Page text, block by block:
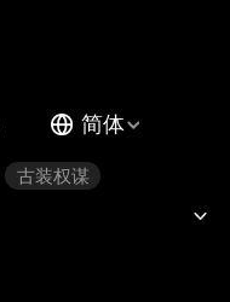
简体
古装权谋